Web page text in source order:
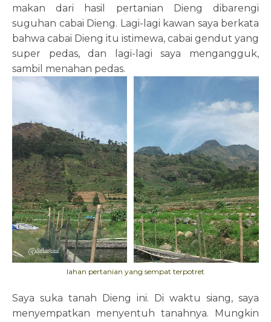
makan dari hasil pertanian Dieng dibarengi
suguhan cabai Dieng. Lagi-lagi kawan saya berkata
bahwa cabai Dieng itu istimewa, cabai gendut yang
super pedas, dan lagi-lagi saya mengangguk,
sambil menahan pedas.
lahan pertanian yang sempat terpotret
Saya suka tanah Dieng ini. Di waktu siang, saya
menyempatkan menyentuh tanahnya. Mungkin